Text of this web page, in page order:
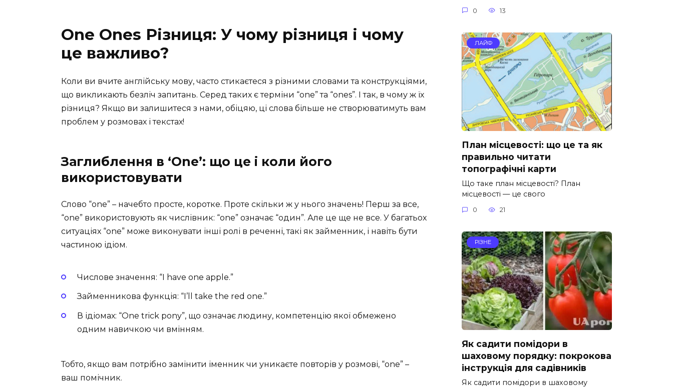
One Ones Різниця: У чому різниця і чому
це важливо?
Коли ви вчите англійську мову, часто стикаєтеся з різними словами та конструкціями,
що викликають безліч запитань. Серед таких є терміни “one” та “ones”. І так, в чому ж їх
різниця? Якщо ви залишитеся з нами, обіцяю, ці слова більше не створюватимуть вам
проблем у розмовах і текстах!
Заглиблення в ‘One’: що це і коли його
використовувати
Слово “one” – начебто просте, коротке. Проте скільки ж у нього значень! Перш за все,
“one” використовують як числівник: “one” означає “один”. Але це ще не все. У багатьох
ситуаціях “one” може виконувати інші ролі в реченні, такі як займенник, і навіть бути
частиною ідіом.
Числове значення: “I have one apple.”
Займенникова функція: “I’ll take the red one.”
В ідіомах: “One trick pony”, що означає людину, компетенцію якої обмежено
одним навичкою чи вмінням.
Тобто, якщо вам потрібно замінити іменник чи уникаєте повторів у розмові, “one” –
ваш помічник.
0 13
ЛАЙФ
План місцевості: що це та як
правильно читати
топографічні карти
Що таке план місцевості? План
місцевості — це свого
0 21
РІЗНЕ
Як садити помідори в
шаховому порядку: покрокова
інструкція для садівників
Як садити помідори в шаховому